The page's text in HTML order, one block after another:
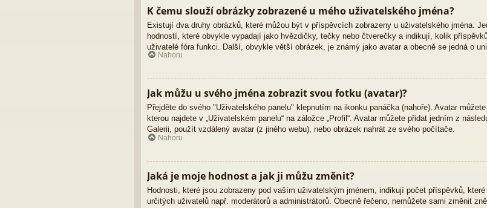
K čemu slouží obrázky zobrazené u mého uživatelského jména?
Existují dva druhy obrázků, které můžou být v příspěvcích zobrazeny u uživatelského jména.
hodností, které obvykle vypadají jako hvězdičky, tečky nebo čtverečky a indikují, kolik
uživatelé fóra funkci. Další, obvykle větší obrázek, je známý jako avatar a obecně se jedná o
Nahoru
Jak můžu u svého jména zobrazit svou fotku (avatar)?
Přejděte do svého "Uživatelského panelu" klepnutím na ikonku panáčka (nahoře). Avatar
kterou najdete v „Uživatelském panelu“ na záložce „Profil“. Avatar můžete přidat jedním z
Galerii, použít vzdálený avatar (z jiného webu), nebo obrázek nahrát ze svého počítače.
Nahoru
Jaká je moje hodnost a jak ji můžu změnit?
Hodnosti, které jsou zobrazeny pod vaším uživatelským jménem, indikují počet příspěvků,
určitých uživatelů např. moderátorů a administrátorů. Obecně řečeno, nemůžete sami změnit